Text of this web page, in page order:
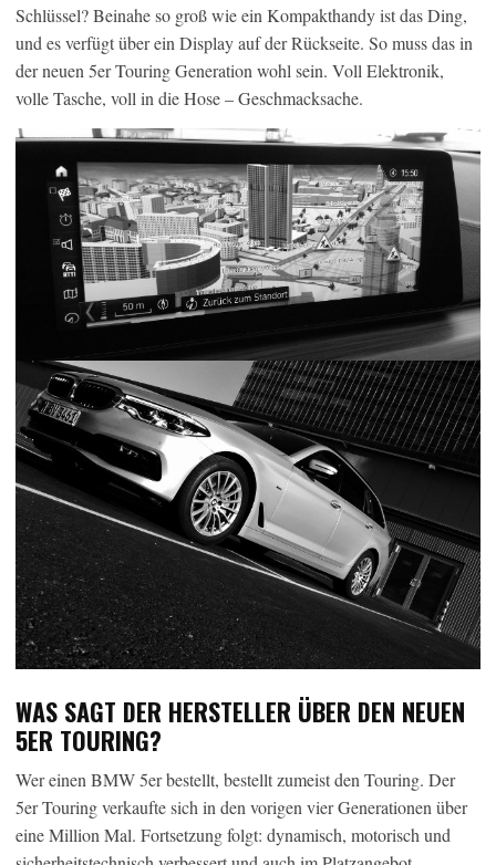
Schlüssel? Beinahe so groß wie ein Kompakthandy ist das Ding,
und es verfügt über ein Display auf der Rückseite. So muss das in
der neuen 5er Touring Generation wohl sein. Voll Elektronik,
volle Tasche, voll in die Hose – Geschmacksache.
WAS SAGT DER HERSTELLER ÜBER DEN NEUEN
5ER TOURING?
Wer einen BMW 5er bestellt, bestellt zumeist den Touring. Der
5er Touring verkaufte sich in den vorigen vier Generationen über
eine Million Mal. Fortsetzung folgt: dynamisch, motorisch und